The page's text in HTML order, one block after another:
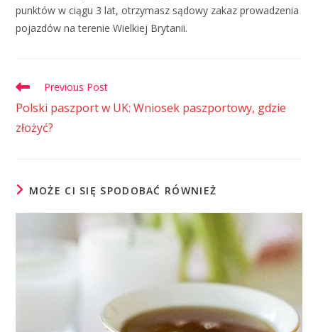
punktów w ciągu 3 lat, otrzymasz sądowy zakaz prowadzenia
pojazdów na terenie Wielkiej Brytanii.
Previous Post
Polski paszport w UK: Wniosek paszportowy, gdzie
złożyć?
MOŻE CI SIĘ SPODOBAĆ RÓWNIEŻ